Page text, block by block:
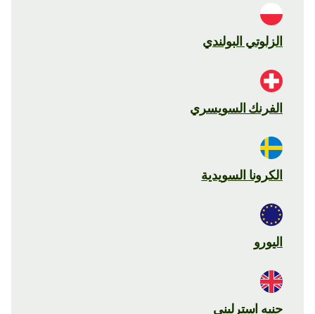
الزلوتي البولندي
الفرنك السويسري
الكرونا السويدية
اليورو
جنيه استرليني